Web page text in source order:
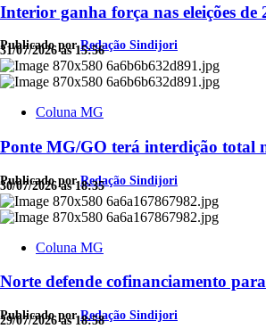
Interior ganha força nas eleições de
Publicado porRedação Sindijori
31/07/2026 às 15:56
Coluna MG
Ponte MG/GO terá interdição total
Publicado porRedação Sindijori
30/07/2026 às 18:35
Coluna MG
Norte defende cofinanciamento
Publicado porRedação Sindijori
29/07/2026 às 18:58